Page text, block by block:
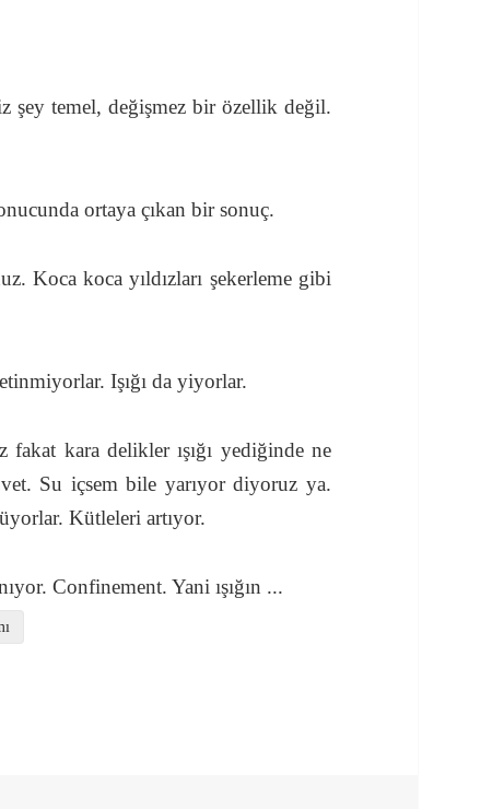
şey temel, değişmez bir özellik değil.
ortaya çıkan bir sonuç.
Koca koca yıldızları şekerleme gibi
Işığı da yiyorlar.
fakat kara delikler ışığı yediğinde ne
Su içsem bile yarıyor diyoruz ya.
Kütleleri artıyor.
Confinement. Yani ışığın ...